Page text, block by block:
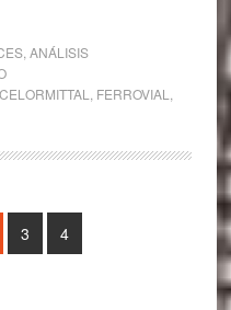
, ANÁLISIS
FERROVIAL
Página
3 Página
4